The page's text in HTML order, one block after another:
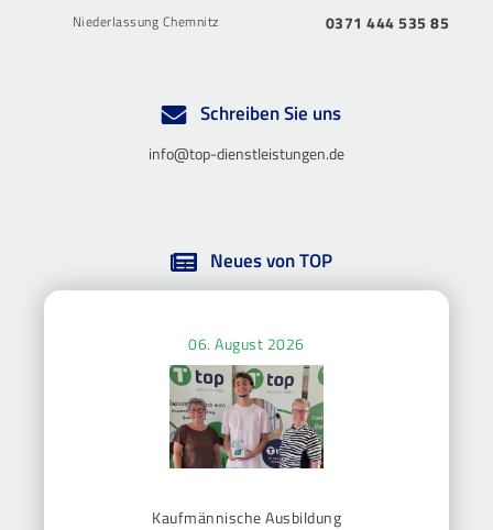
Niederlassung Chemnitz 0371 444 535 85
Schreiben Sie uns
info@top-dienstleistungen.de
Neues von TOP
06. August 2026
Kaufmännische Ausbildung